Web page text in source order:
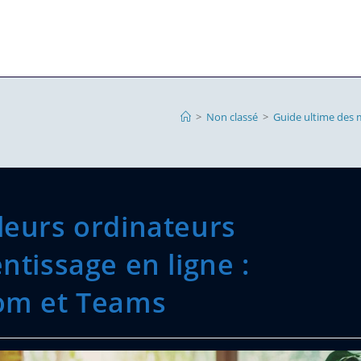
> Non classé > Guide ultime des
ordinateurs
en ligne :
et Teams